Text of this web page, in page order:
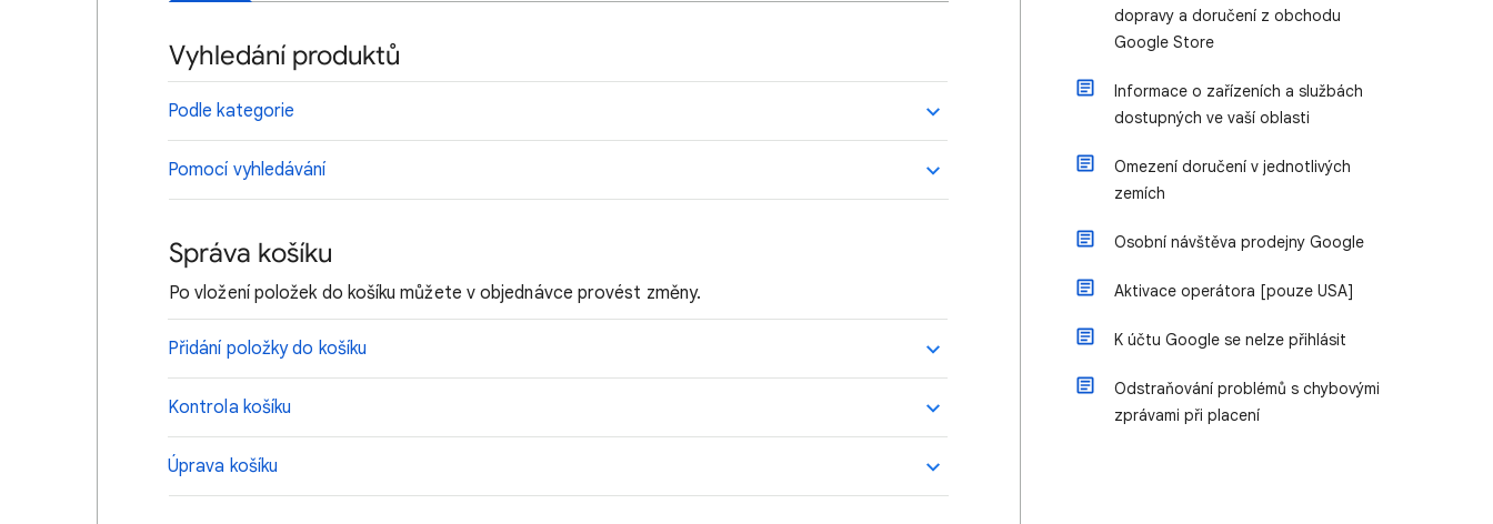
Vyhledání produktů
Podle kategorie
Pomocí vyhledávání
Správa košíku
Po vložení položek do košíku můžete v objednávce provést změny.
Přidání položky do košíku
Kontrola košíku
Úprava košíku
dopravy a doručení z obchodu
Google Store
Informace o zařízeních a službách
dostupných ve vaší oblasti
Omezení doručení v jednotlivých
zemích
Osobní návštěva prodejny Google
Aktivace operátora [pouze USA]
K účtu Google se nelze přihlásit
Odstraňování problémů s chybovými
zprávami při placení